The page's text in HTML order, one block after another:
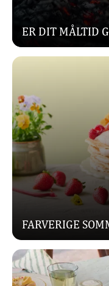
ER DIT MÅLTID
FARVERIGE